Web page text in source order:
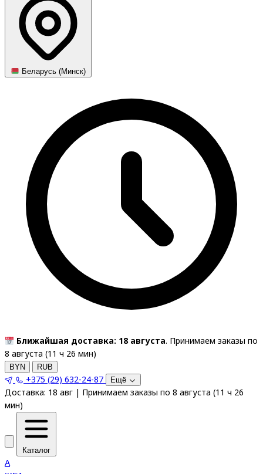
Беларусь (Минск)
Ближайшая доставка: 18 августа. Принимаем заказы по
8 августа (11 ч 26 мин)
BYN RUB
+375 (29) 632-24-87 Ещё
Доставка: 18 авг | Принимаем заказы по 8 августа (11 ч 26
мин)
Каталог
A